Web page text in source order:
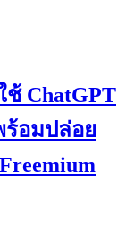
ช้ ChatGPT
อมปล่อย